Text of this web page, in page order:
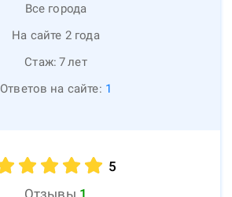
Все города
На сайте 2 года
Стаж: 7лет
Ответов на сайте: 1
5
Отзывы 1